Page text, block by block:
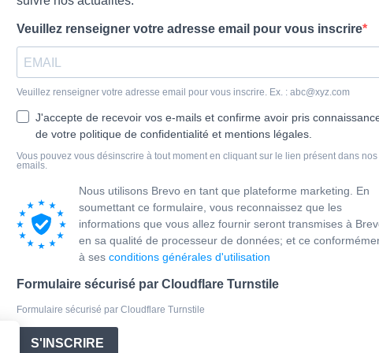
Veuillez renseigner votre adresse email pour vous inscrire
Veuillez renseigner votre adresse email pour vous inscrire. Ex. : abc@xyz.com
J'accepte de recevoir vos e-mails et confirme avoir pris
de votre politique de confidentialité et mentions légales.
Vous pouvez vous désinscrire à tout moment en cliquant sur le lien présent dans nos
emails.
Nous utilisons Brevo en tant que plateforme marketing. En
soumettant ce formulaire, vous reconnaissez que les
informations que vous allez fournir seront transmises à
en sa qualité de processeur de données; et ce
à ses conditions générales d'utilisation
Formulaire sécurisé par Cloudflare Turnstile
Formulaire sécurisé par Cloudflare Turnstile
S'INSCRIRE